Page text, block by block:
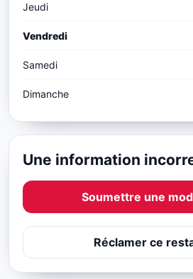
Jeudi
Vendredi
Samedi
Dimanche
Une information
Soumettre une
Réclamer ce